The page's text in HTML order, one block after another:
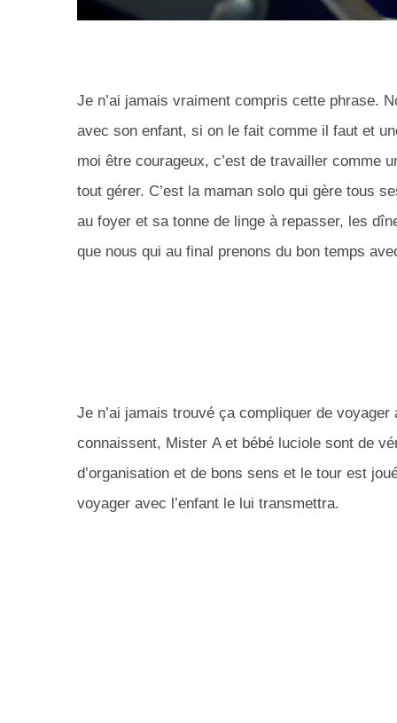
Je n’ai jamais vraiment compris cette phrase.
avec son enfant, si on le fait comme il faut et
moi être courageux, c’est de travailler comme
tout gérer. C’est la maman solo qui gère tous
au foyer et sa tonne de linge à repasser, les
que nous qui au final prenons du bon temps
Je n’ai jamais trouvé ça compliquer de
connaissent, Mister A et bébé luciole sont de
d’organisation et de bons sens et le tour est
voyager avec l’enfant le lui transmettra.